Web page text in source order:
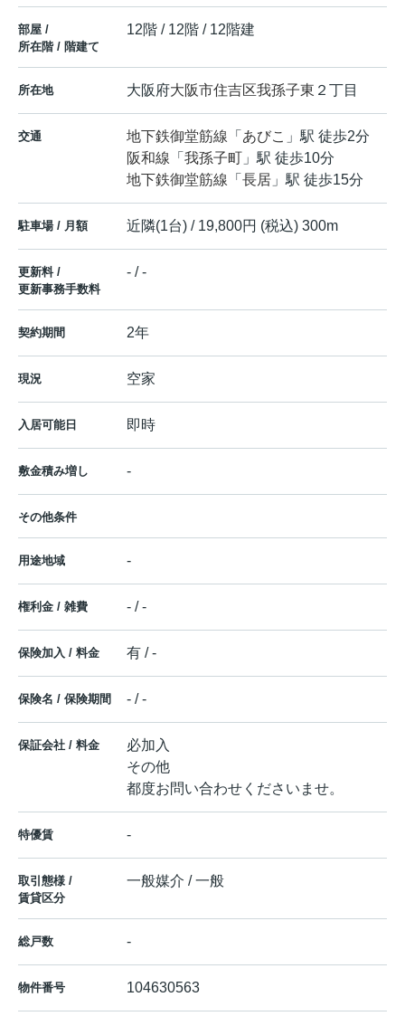
部屋 /
所在階 / 階建て
12階 / 12階 / 12階建
所在地 大阪府大阪市住吉区我孫子東 ２丁目
交通 地下鉄御堂筋線 「 あびこ 」駅 徒歩2分
阪和線 「 我孫子町 」駅 徒歩10分
地下鉄御堂筋線 「 長居 」駅 徒歩15分
駐車場 / 月額 近隣(1台) / 19,800円 (税込) 300m
更新料 /
更新事務手数料
- / -
契約期間 2年
現況 空家
入居可能日 即時
敷金積み増し -
その他条件
用途地域 -
権利金 / 雑費 - / -
保険加入 / 料金 有 / -
保険名 / 保険期間 - / -
保証会社 / 料金
必加入
その他
都度お問い合わせくださいませ。
特優賃 -
取引態様 /
賃貸区分
一般媒介 / 一般
総戸数 -
物件番号 104630563